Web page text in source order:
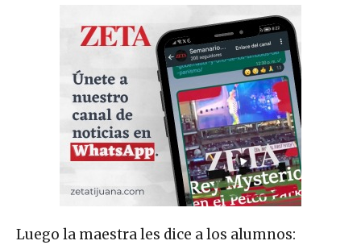
Luego la maestra les dice a los alumnos: